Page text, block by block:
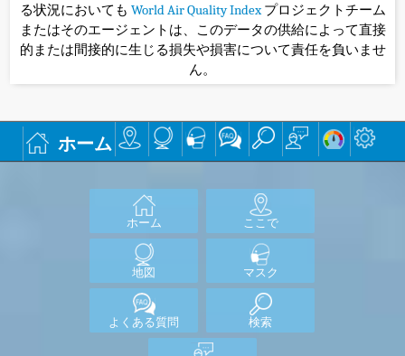
る状況においても World Air Quality Indexプロジェクトチーム
またはそのエージェントは、このデータの供給によって直接
的または間接的に生じる損失や損害について責任を負いませ
ん。
ホーム
ホーム ここで
地図 マスク
よくある質問 検索